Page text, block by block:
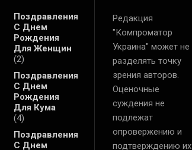
Поздравления
С Днем
Рождения
Для Женщин
(2)
Поздравления
С Днем
Рождения
Для Кума
(4)
Поздравления
С Днем
Редакция
"Компроматор
Украина" может не
разделять точку
зрения авторов.
Оценочные
суждения не
подлежат
опровержению и
подтверждению их